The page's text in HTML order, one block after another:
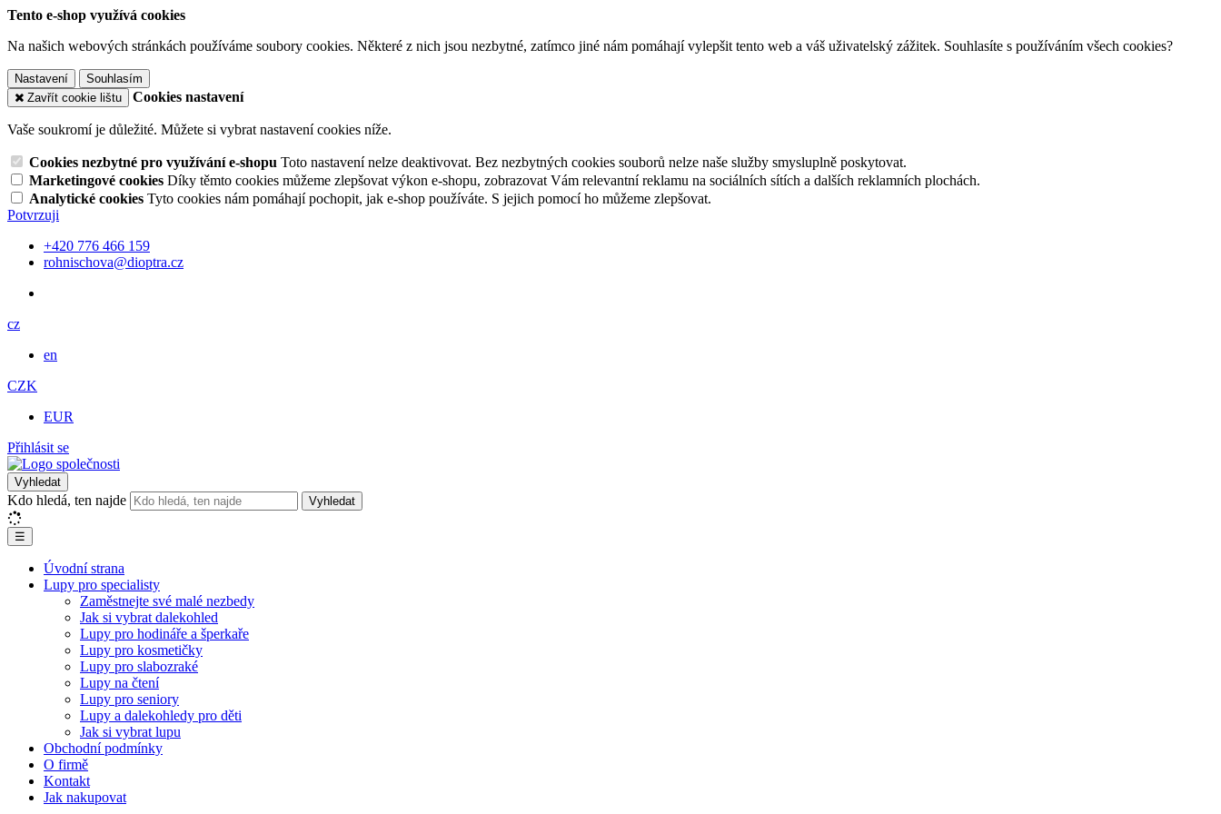
Tento e-shop využívá cookies
Na našich webových stránkách používáme soubory cookies. Některé z nich jsou nezbytné, zatímco jiné nám pomáhají vylepšit tento web a váš uživatelský zážitek. Souhlasíte s používáním všech cookies?
Nastavení
Souhlasím
Zavřít cookie lištu
Cookies nastavení
Vaše soukromí je důležité. Můžete si vybrat nastavení cookies níže.
Cookies nezbytné pro využívání e-shopu Toto nastavení nelze deaktivovat. Bez nezbytných cookies souborů nelze naše služby smysluplně poskytovat.
Marketingové cookies Díky těmto cookies můžeme zlepšovat výkon e-shopu, zobrazovat Vám relevantní reklamu na sociálních sítích a dalších reklamních plochách.
Analytické cookies Tyto cookies nám pomáhají pochopit, jak e-shop používáte. S jejich pomocí ho můžeme zlepšovat.
Potvrzuji
+420 776 466 159
rohnischova@dioptra.cz
cz
en
CZK
EUR
Přihlásit se
Vyhledat
Kdo hledá, ten najde Vyhledat
☰
Úvodní strana
Lupy pro specialisty
Zaměstnejte své malé nezbedy
Jak si vybrat dalekohled
Lupy pro hodináře a šperkaře
Lupy pro kosmetičky
Lupy pro slabozraké
Lupy na čtení
Lupy pro seniory
Lupy a dalekohledy pro děti
Jak si vybrat lupu
Obchodní podmínky
O firmě
Kontakt
Jak nakupovat